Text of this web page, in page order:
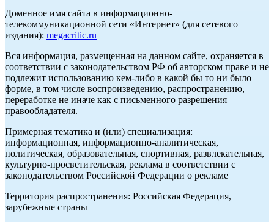
Доменное имя сайта в информационно-
телекоммуникационной сети «Интернет» (для сетевого
издания): megacritic.ru
Вся информация, размещенная на данном сайте, охраняется в
соответствии с законодательством РФ об авторском праве и не
подлежит использованию кем-либо в какой бы то ни было
форме, в том числе воспроизведению, распространению,
переработке не иначе как с письменного разрешения
правообладателя.
Примерная тематика и (или) специализация:
информационная, информационно-аналитическая,
политическая, образовательная, спортивная, развлекательная,
культурно-просветительская, реклама в соответствии с
законодательством Российской Федерации о рекламе
Территория распространения: Российская Федерация,
зарубежные страны